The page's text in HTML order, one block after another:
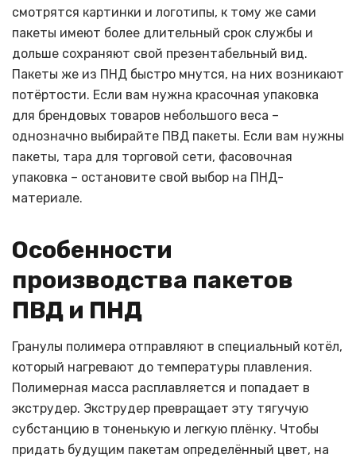
смотрятся картинки и логотипы, к тому же сами
пакеты имеют более длительный срок службы и
дольше сохраняют свой презентабельный вид.
Пакеты же из ПНД быстро мнутся, на них возникают
потёртости. Если вам нужна красочная упаковка
для брендовых товаров небольшого веса –
однозначно выбирайте ПВД пакеты. Если вам нужны
пакеты, тара для торговой сети, фасовочная
упаковка – остановите свой выбор на ПНД-
материале.
Особенности
производства пакетов
ПВД и ПНД
Гранулы полимера отправляют в специальный котёл,
который нагревают до температуры плавления.
Полимерная масса расплавляется и попадает в
экструдер. Экструдер превращает эту тягучую
субстанцию в тоненькую и легкую плёнку. Чтобы
придать будущим пакетам определённый цвет, на